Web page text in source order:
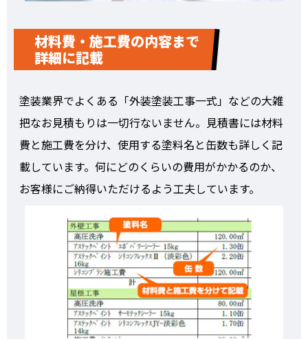
材料費・施工費の内容まで
詳細に記載
塗装業界でよくある「外装塗装工事一式」などの大雑
把なお見積もりは一切行ないません。見積書には材料
費と施工費を分け、使用する塗料名と缶数も詳しく記
載しています。何にどのくらいの費用がかかるのか、
お客様にご納得いただけるよう工夫しています。